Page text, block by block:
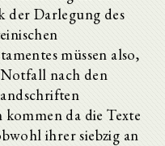
der Darlegung des
müssen also,
nach den
da die Texte
ihrer siebzig an